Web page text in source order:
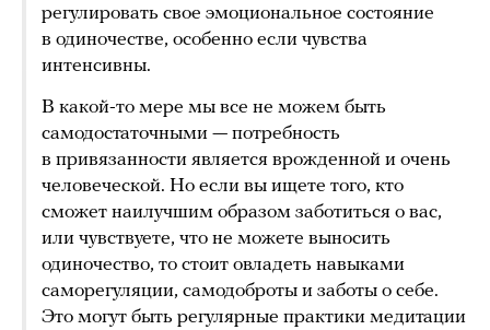
регулировать свое эмоциональное состояние
в одиночестве, особенно если чувства
интенсивны.
В какой-то мере мы все не можем быть
самодостаточными — потребность
в привязанности является врожденной и очень
человеческой. Но если вы ищете того, кто
сможет наилучшим образом заботиться о вас,
или чувствуете, что не можете выносить
одиночество, то стоит овладеть навыками
саморегуляции, самодоброты и заботы о себе.
Это могут быть регулярные практики медитации